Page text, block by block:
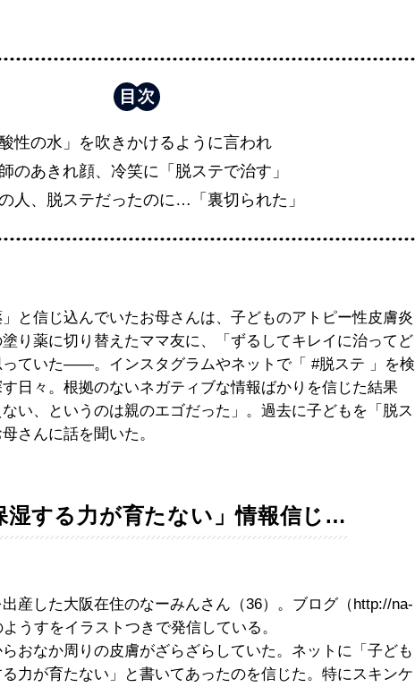
酸性の水」を吹きかけるように言われ
のあきれ顔、冷笑に「脱ステで治す」
人、脱ステだったのに…「裏切られた」
」と信じ込んでいたお母さんは、子どものアトピー性皮膚炎
り薬に切り替えたママ友に、「ずるしてキレイに治ってど
っていた――。インスタグラムやネットで「 #脱ステ 」を検
日々。根拠のないネガティブな情報ばかりを信じた結果
い、というのは親のエゴだった」。過去に子どもを「脱ス
さんに話を聞いた。
湿する力が育たない」情報信じ…
産した大阪在住のなーみんさん（36）。ブログ（http://na-
うすをイラストつきで発信している。
おなか周りの皮膚がざらざらしていた。ネットに「子ども
力が育たない」と書いてあったのを信じた。特にスキンケ